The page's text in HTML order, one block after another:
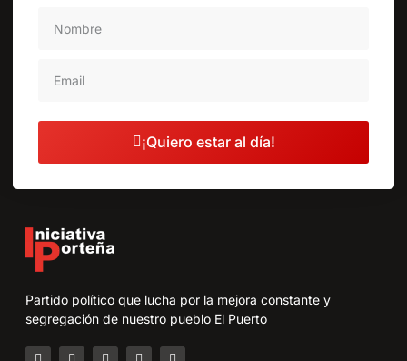
¡Quiero estar al día!
Partido político que lucha por la mejora constante y
segregación de nuestro pueblo El Puerto